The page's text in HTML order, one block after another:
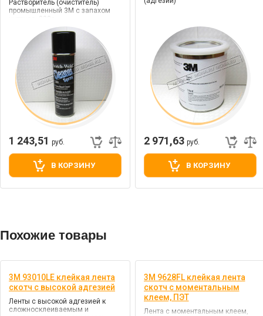
Растворитель (очиститель)
промышленный 3М с запахом
цитруса, 230г.
1 243,51 руб.
В КОРЗИНУ
2 971,63 руб.
В КОРЗИНУ
Похожие товары
3M 93010LE клейкая лента
скотч с высокой адгезией
Ленты с высокой адгезией к
сложносклеиваемым и
3M 9628FL клейкая лента
скотч с моментальным
клеем, ПЭТ
Лента с моментальным клеем,